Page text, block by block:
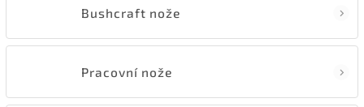
Bushcraft nože
Pracovní nože